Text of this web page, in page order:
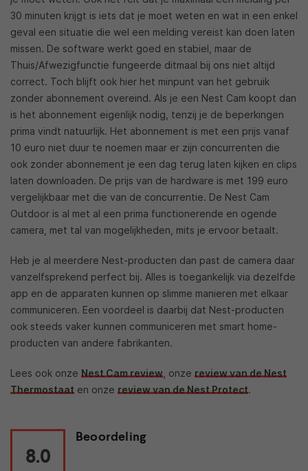
30 minuten krijgt is iets dat je moet weten en wat in een enkel
geval een situatie die wel een melding vereist kan doen laten
missen. De software werkt goed en stabiel, maar de
Thuis/Afwezigfunctie fungeerde ditmaal bij ons niet altijd
correct. Toch blijft ook hier het minpunt van het gebruik
zonder abonnement overeind. Als je een Nest Cam koopt dan
is het abonnement eigenlijk nodig, tenzij je de beperkingen
prima vindt natuurlijk. Het abonnement is met een prijs vanaf
10 euro niet duur te noemen maar er zijn concurrenten die
ook zonder abonnement je een dag terug laten kijken en clips
laten downloaden. De prijs van de hardware is met 199 euro
vergelijkbaar met die van de concurrentie. De Nest Cam
Outdoor is al met al een prima functionerende en ogende
camera, met tal van mogelijkheden, mits je ervoor betaalt.
Heb je al meerdere Nest-producten dan past de camera daar
vanzelfsprekend perfect bij. Alles is toegankelijk via dezelfde
app en de apparaten kunnen op slimme manieren met elkaar
communiceren. Een voordeel is daarbij dat Nest-producten
ook steeds vaker kunnen communiceren met smart home-
producten van andere fabrikanten.
Lees ook onze Nest Cam review , onze review van de Nest
Thermostaat en onze review van de Nest Protect.
8.0
Beoordeling